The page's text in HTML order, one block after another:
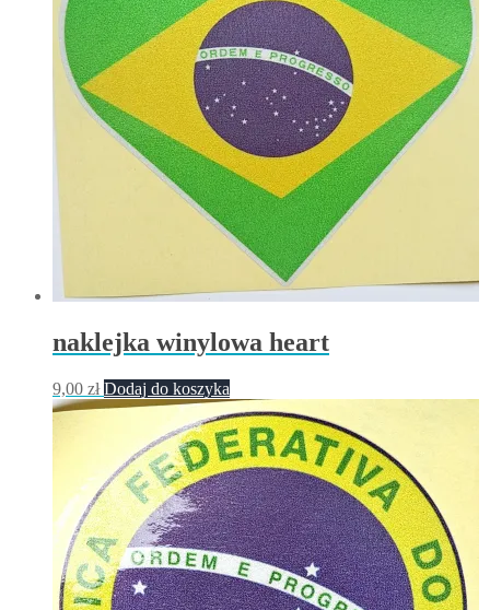
naklejka winylowa heart
9,00 zł Dodaj do koszyka